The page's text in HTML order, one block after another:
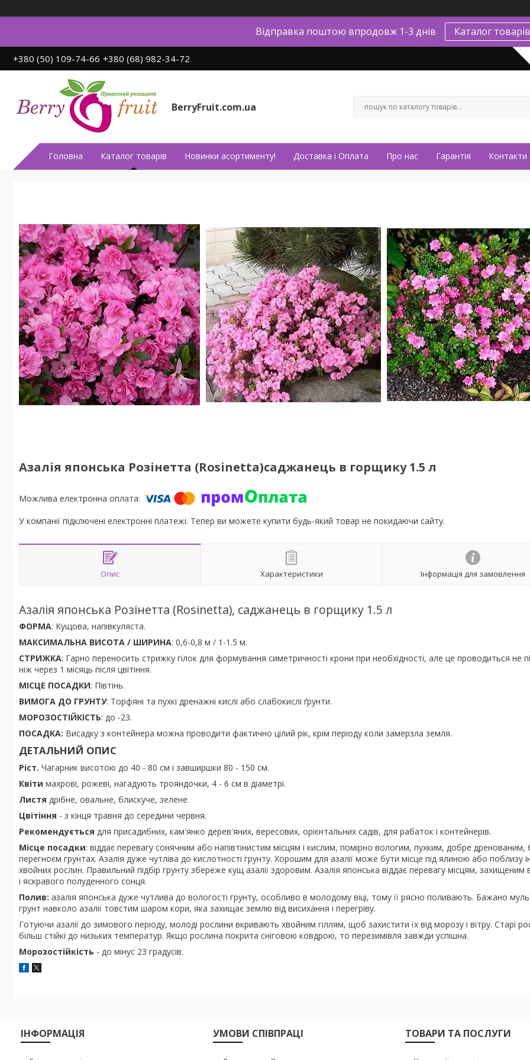
Відправка поштою впродовж 1-3 днів Каталог товарів
+380 (50) 109-74-66 +380 (68) 982-34-72
BerryFruit.com.ua
Головна Каталог товарів Новинки асортименту! Доставка і Оплата Про нас Гарантія Контакти
Азалія японська Розінетта (Rosinetta)саджанець в горщику 1.5 л
У компанії підключені електронні платежі. Тепер ви можете купити будь-який товар не покидаючи сайту.
Опис Характеристики Інформація для замовлення
Азалія японська Розінетта (Rosinetta), саджанець в горщику 1.5 л
ФОРМА: Кущова, напівкуляста.
МАКСИМАЛЬНА ВИСОТА / ШИРИНА: 0,6-0,8 м / 1-1.5 м.
СТРИЖКА: Гарно переносить стрижку гілок для формування симетричності крони при необхідності, але це проводиться не
ніж через 1 місяць після цвітіння.
МІСЦЕ ПОСАДКИ: Півтінь.
ВИМОГА ДО ГРУНТУ: Торфяні та пухкі дренажні кислі або слабокислі ґрунти.
МОРОЗОСТІЙКІСТЬ: до -23.
ПОСАДКА: Висадку з контейнера можна проводити фактично цілий рік, крім періоду коли замерзла земля.
ДЕТАЛЬНИЙ ОПИС
Ріст. Чагарник висотою до 40 - 80 см і завширшки 80 - 150 см.
Квіти махрові, рожеві, нагадують трояндочки, 4 - 6 см в діаметрі.
Листя дрібне, овальне, блискуче, зелене.
Цвітіння - з кінця травня до середини червня.
Рекомендується для присадибних, кам'янко дерев'яних, вересових, орієнтальних садів, для рабаток і контейнерів.
Місце посадки: віддає перевагу сонячним або напівтінистим місцям і кислим, помірно вологим, пухким, добре дренованим,
перегноєм грунтах. Азалія дуже чутліва до кислотності грунту. Хорошим для азалії може бути місце під ялиною або поблизу
хвойних рослин. Правильний підбір грунту збереже кущ азалії здоровим. Азалія японська віддає перевагу місцям, захищеним
і яскравого полуденного сонця.
Полив: азалія японська дуже чутлива до вологості грунту, особливо в молодому віці, тому її рясно поливають. Бажано
грунт навколо азалії товстим шаром кори, яка захищає землю від висихання і перегріву.
Готуючи азалії до зимового періоду, молоді рослини вкривають хвойним гіллям, щоб захистити їх від морозу і вітру. Старі
більш стійкі до низьких температур. Якщо рослина покрита сніговою ковдрою, то перезимівля завжди успішна.
Морозостійкість - до мінус 23 градусів.
ІНФОРМАЦІЯ УМОВИ СПІВПРАЦІ ТОВАРИ ТА ПОСЛУГИ